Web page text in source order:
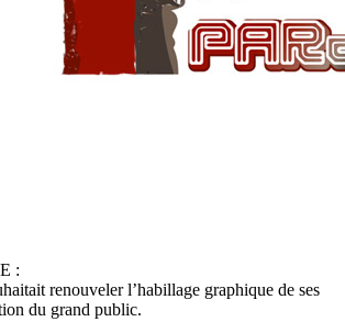
:
renouveler l’habillage graphique de ses
du grand public.